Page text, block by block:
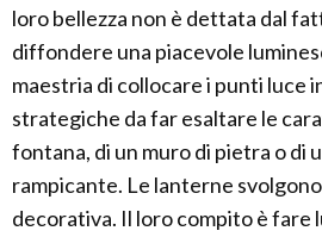
loro bellezza non è dettata dal
diffondere una piacevole
maestria di collocare i punti luce
strategiche da far esaltare le
fontana, di un muro di pietra o di
rampicante. Le lanterne
decorativa. Il loro compito è fare